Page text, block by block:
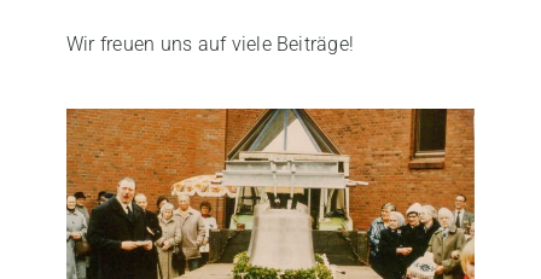
Wir freuen uns auf viele Beiträge!